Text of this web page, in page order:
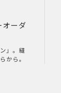
オーダ
」。縫
から。